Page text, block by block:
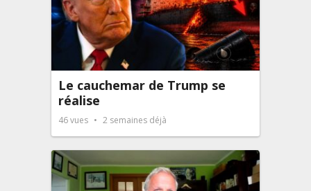
Le cauchemar de Trump se
réalise
46vues 2 semaines déjà